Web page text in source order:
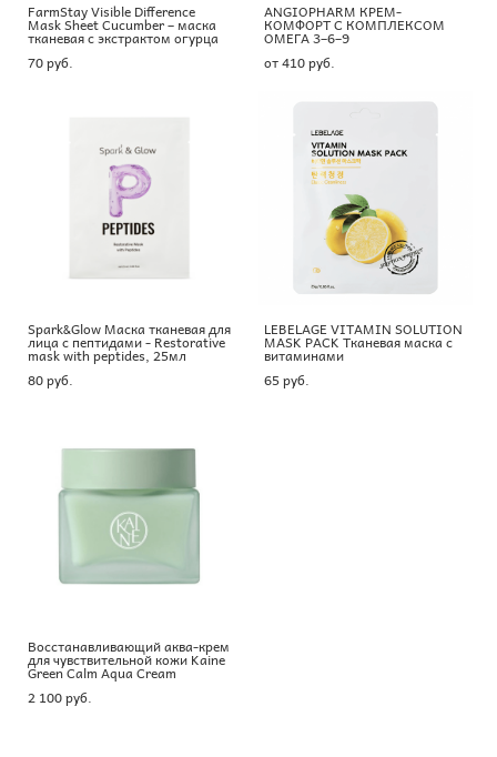
FarmStay Visible Difference
Mask Sheet Cucumber – маска
тканевая с экстрактом огурца
70 pуб.
ANGIOPHARM КРЕМ-
КОМФОРТ С КОМПЛЕКСОМ
ОМЕГА 3–6–9
от 410 pуб.
Spark&Glow Маска тканевая для
лица с пептидами - Restorative
mask with peptides, 25мл
80 pуб.
LEBELAGE VITAMIN SOLUTION
MASK PACK Тканевая маска с
витаминами
65 pуб.
Восстанавливающий аква-крем
для чувствительной кожи Kaine
Green Calm Aqua Cream
2 100 pуб.